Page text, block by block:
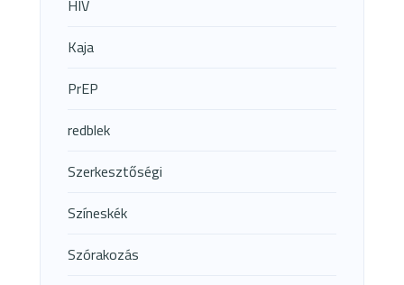
HIV
Kaja
PrEP
redblek
Szerkesztőségi
Színeskék
Szórakozás